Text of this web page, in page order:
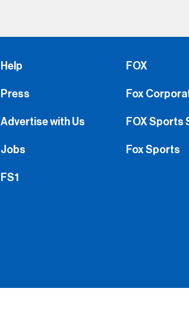
Help
Press
Advertise with Us
Jobs
FS1
FOX
Fox
FOX Sports
Fox Sports